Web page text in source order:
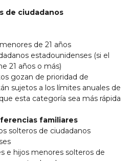
de ciudadanos
de 21 años
estadounidenses (si el
21 años o más)
gozan de prioridad de
sujetos a los límites anuales de
esta categoría sea más rápida
familiares
solteros de ciudadanos
e hijos menores solteros de